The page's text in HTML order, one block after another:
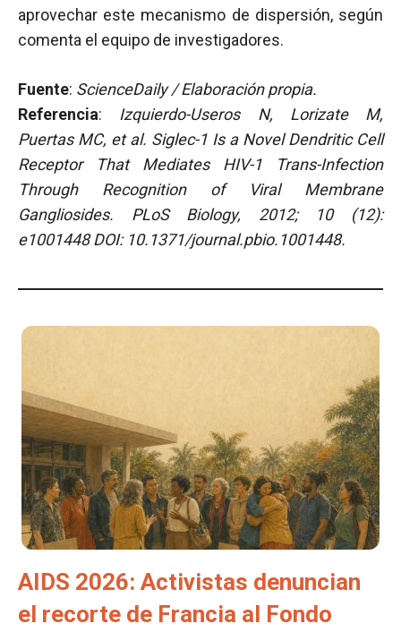
aprovechar este mecanismo de dispersión, según
comenta el equipo de investigadores.
Fuente: ScienceDaily / Elaboración propia.
Referencia: Izquierdo-Useros N, Lorizate M,
Puertas MC, et al. Siglec-1 Is a Novel Dendritic Cell
Receptor That Mediates HIV-1 Trans-Infection
Through Recognition of Viral Membrane
Gangliosides. PLoS Biology, 2012; 10 (12):
e1001448 DOI: 10.1371/journal.pbio.1001448.
AIDS 2026: Activistas denuncian
el recorte de Francia al Fondo